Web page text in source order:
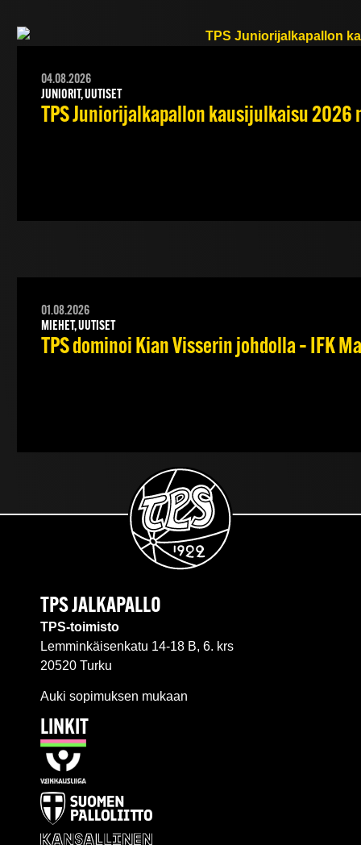
04.08.2026
JUNIORIT, UUTISET
TPS Juniorijalkapallon kausijulkaisu 2026
01.08.2026
MIEHET, UUTISET
TPS dominoi Kian Visserin johdolla – IFK
TPS JALKAPALLO
TPS-toimisto
Lemminkäisenkatu 14-18 B, 6. krs
20520 Turku
Auki sopimuksen mukaan
LINKIT